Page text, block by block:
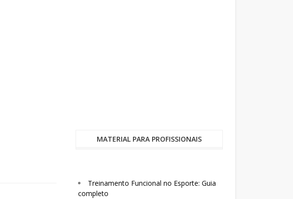
MATERIAL PARA PROFISSIONAIS
Treinamento Funcional no Esporte: Guia
completo